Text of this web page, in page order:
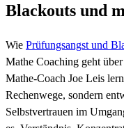
Blackouts und
Wie Prüfungsangst und
Mathe Coaching geht
Mathe-Coach Joe Leis
Rechenwege, sondern
Selbstvertrauen im